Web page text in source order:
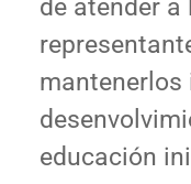
de atender a
mantenerlos
educación